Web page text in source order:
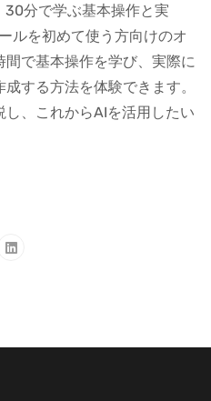
30分で学ぶ基本操作と実
ルを初めて使う方向けのオ
で基本操作を学び、実際に
する方法を体験できます。
、これからAIを活用したい